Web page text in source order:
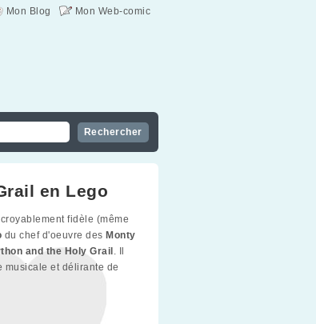
Mon Web-comic
Mon Blog
en Lego
fidèle (même
du chef d'oeuvre des Monty
and the Holy Grail . Il
musicale et délirante de